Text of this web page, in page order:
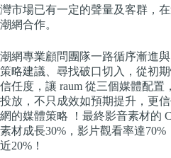
灣市場已有一定的聲量及客群，
潮網合作。
潮網專業顧問團隊一路循序漸進
策略建議、尋找破口切入，從初
信任度，讓 raum 從三個媒體配置
投放，不只成效如預期提升，更
網的媒體策略 ！最終影音素材的
素材成長30%，影片觀看率達
近20%！